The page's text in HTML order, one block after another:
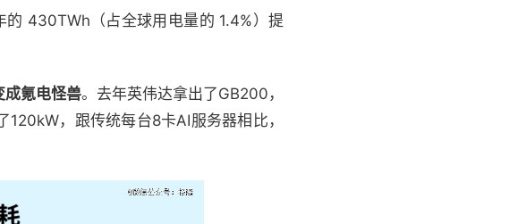
430TWh（占全球用电量的 1.4%）提
成氪电怪兽。去年英伟达拿出了GB200，
，跟传统每台8卡AI服务器相比，